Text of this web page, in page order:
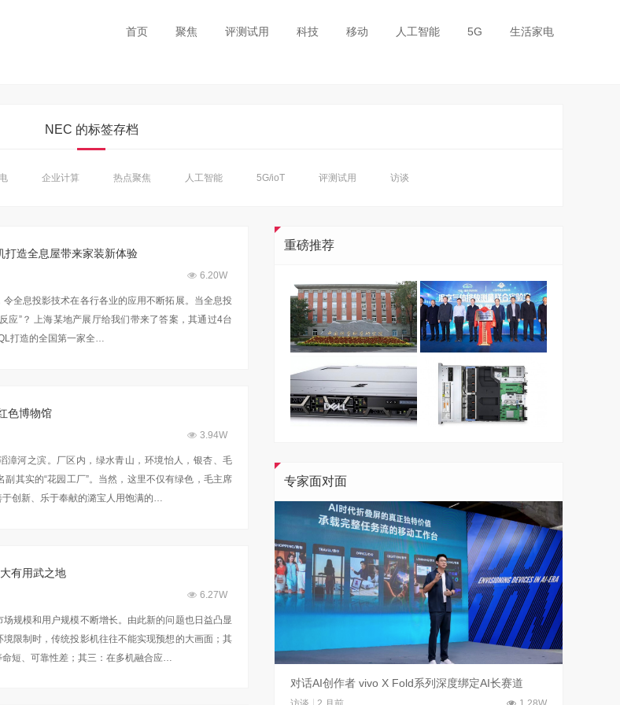
首页 聚焦 评测试用 科技 移动 人工智能 5G 生活家电
NEC 的标签存档
企业计算 热点聚焦 人工智能 5G/ioT 评测试用 访谈
打造全息屋带来家装新体验
6.20W
全息投影技术在各行各业的应用不断拓展。当全息投
应”？ 上海某地产展厅给我们带来了答案，其通过4台
打造的全国第一家全…
色博物馆
3.94W
漳河之滨。厂区内，绿水青山，环境怡人，银杏、毛
其实的“花园工厂”。当然，这里不仅有绿色，毛主席
创新、乐于奉献的潞宝人用饱满的…
有用武之地
6.27W
规模和用户规模不断增长。由此新的问题也日益凸显
限制时，传统投影机往往不能实现预想的大画面；其
短、可靠性差；其三：在多机融合应…
重磅推荐
专家面对面
对话AI创作者 vivo X Fold系列深度绑定AI长赛道